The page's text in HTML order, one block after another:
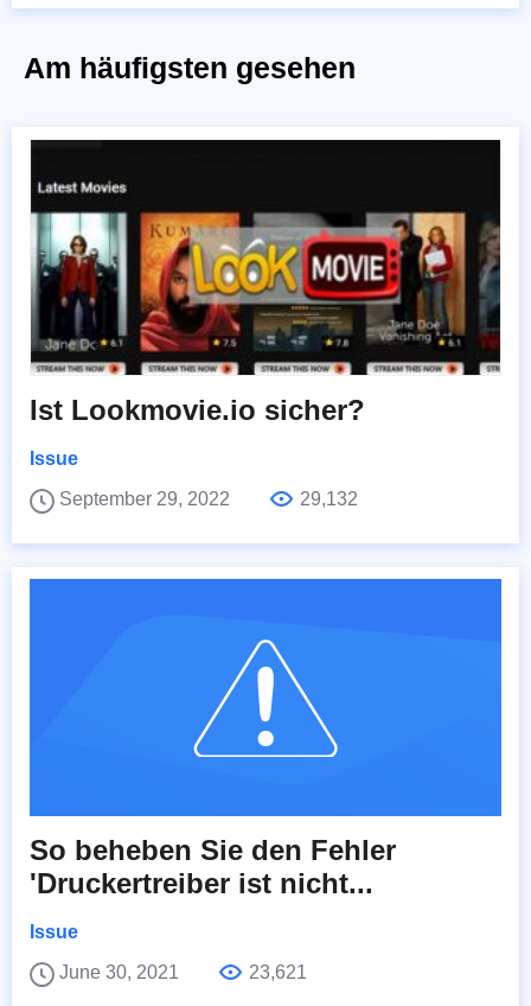
Am häufigsten gesehen
Ist Lookmovie.io sicher?
Issue
September 29, 2022
29,132
So beheben Sie den Fehler
'Druckertreiber ist nicht...
Issue
June 30, 2021
23,621